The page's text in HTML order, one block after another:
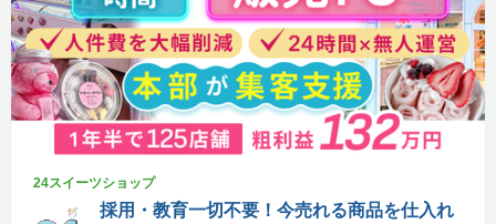
24スイーツショップ
採用・教育一切不要！今売れる商品を仕入れ